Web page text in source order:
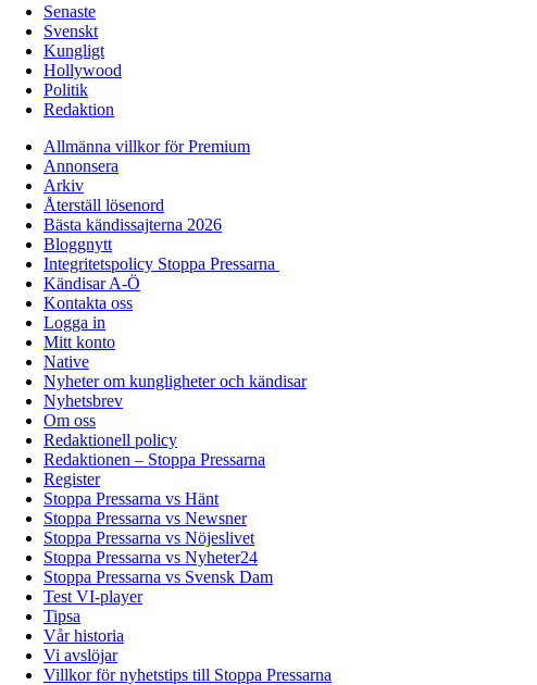
Senaste
Svenskt
Kungligt
Hollywood
Politik
Redaktion
Allmänna villkor för Premium
Annonsera
Arkiv
Återställ lösenord
Bästa kändissajterna 2026
Bloggnytt
Integritetspolicy Stoppa Pressarna
Kändisar A-Ö
Kontakta oss
Logga in
Mitt konto
Native
Nyheter om kungligheter och kändisar
Nyhetsbrev
Om oss
Redaktionell policy
Redaktionen – Stoppa Pressarna
Register
Stoppa Pressarna vs Hänt
Stoppa Pressarna vs Newsner
Stoppa Pressarna vs Nöjeslivet
Stoppa Pressarna vs Nyheter24
Stoppa Pressarna vs Svensk Dam
Test VI-player
Tipsa
Vår historia
Vi avslöjar
Villkor för nyhetstips till Stoppa Pressarna